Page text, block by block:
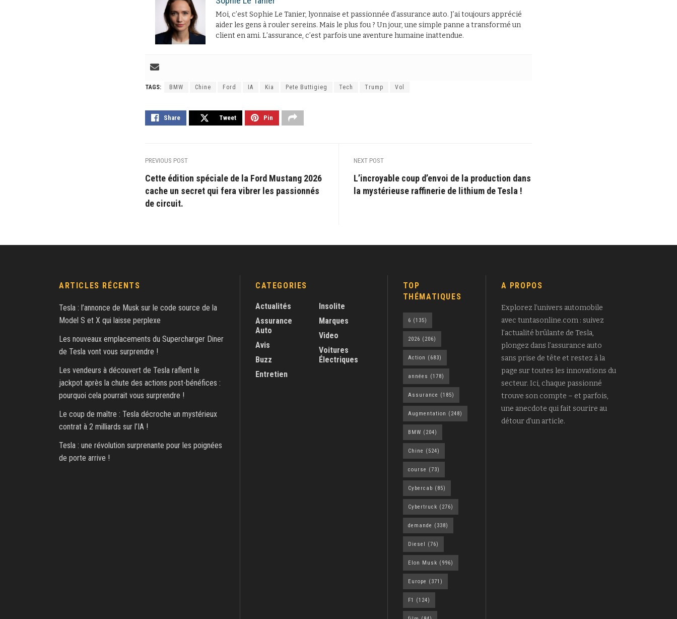
Moi, c’est Sophie Le Tanier, lyonnaise et passionnée d’assurance auto. J’ai toujours apprécié
aider les gens à rouler sereins. Mais le plus fou ? Un jour, une simple panne a transformé un
client en ami. L’assurance, c’est parfois une aventure humaine inattendue.
TAGS: BMW Chine Ford IA Kia Pete Buttigieg Tech Trump Vol
Share Tweet Pin
PREVIOUS POST
Cette édition spéciale de la Ford Mustang 2026
cache un secret qui fera vibrer les passionnés
de circuit.
NEXT POST
L’incroyable coup d’envoi de la production dans
la mystérieuse raffinerie de lithium de Tesla !
ARTICLES RÉCENTS
Tesla : l’annonce de Musk sur le code source de la
Model S et X qui laisse perplexe
Les nouveaux emplacements du Supercharger Diner
de Tesla vont vous surprendre !
Les vendeurs à découvert de Tesla raflent le
jackpot après la chute des actions post-bénéfices :
pourquoi cela pourrait vous surprendre !
Le coup de maître : Tesla décroche un mystérieux
contrat à 2 milliards sur l’IA !
Tesla : une révolution surprenante pour les poignées
de porte arrive !
CATEGORIES
Actualités
Assurance
Auto
Avis
Buzz
Entretien
Insolite
Marques
Video
Voitures
Électriques
TOP
THÉMATIQUES
6 (135)
2026 (206)
Action (683)
années (178)
Assurance (185)
Augmentation (248)
BMW (204)
Chine (524)
course (73)
Cybercab (85)
Cybertruck (276)
demande (338)
Diesel (76)
Elon Musk (996)
Europe (371)
F1 (124)
A PROPOS
Explorez l’univers automobile
avec tuntasonline.com : suivez
l’actualité brûlante de Tesla,
plongez dans l’assurance auto
sans prise de tête et restez à la
page sur toutes les innovations du
secteur. Ici, chaque passionné
trouve son compte – et parfois,
une anecdote qui fait sourire au
détour d’un article.